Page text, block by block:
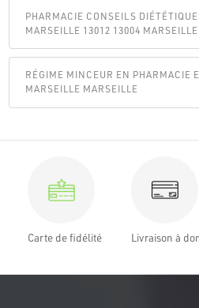
PHARMACIE CONSEILS
MARSEILLE 13012 13004 MARSEILLE
RÉGIME MINCEUR EN PHARMACIE
MARSEILLE MARSEILLE
Carte de fidélité Livraison à